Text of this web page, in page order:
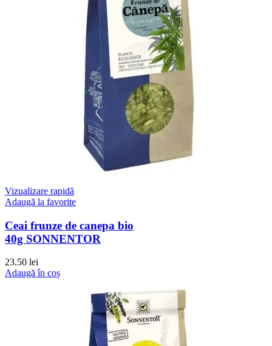
Vizualizare rapidă
Adaugă la favorite
Ceai frunze de canepa bio
40g SONNENTOR
23.50 lei
Adaugă în coș